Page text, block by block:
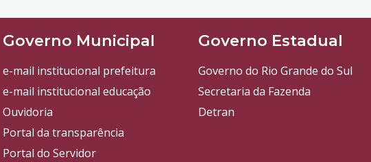
Governo Municipal
e-mail institucional prefeitura
e-mail institucional educação
Ouvidoria
Portal da transparência
Portal do Servidor
Governo Estadual
Governo do Rio Grande do Sul
Secretaria da Fazenda
Detran